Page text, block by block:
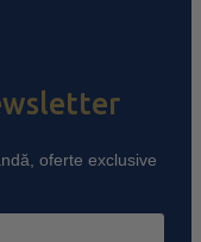
oferte exclusive